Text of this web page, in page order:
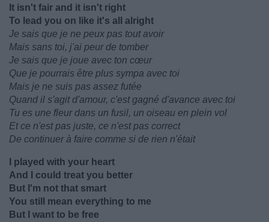
It isn't fair and it isn't right
To lead you on like it's all alright
Je sais que je ne peux pas tout avoir
Mais sans toi, j'ai peur de tomber
Je sais que je joue avec ton cœur
Que je pourrais être plus sympa avec toi
Mais je ne suis pas assez futée
Quand il s'agit d'amour, c'est gagné d'avance avec toi
Tu es une fleur dans un fusil, un oiseau en plein vol
Et ce n'est pas juste, ce n'est pas correct
De continuer à faire comme si de rien n'était
I played with your heart
And I could treat you better
But I'm not that smart
You still mean everything to me
But I want to be free